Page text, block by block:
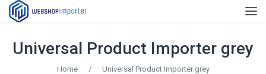
Universal Product Importer grey
Home / Universal Product Importer grey